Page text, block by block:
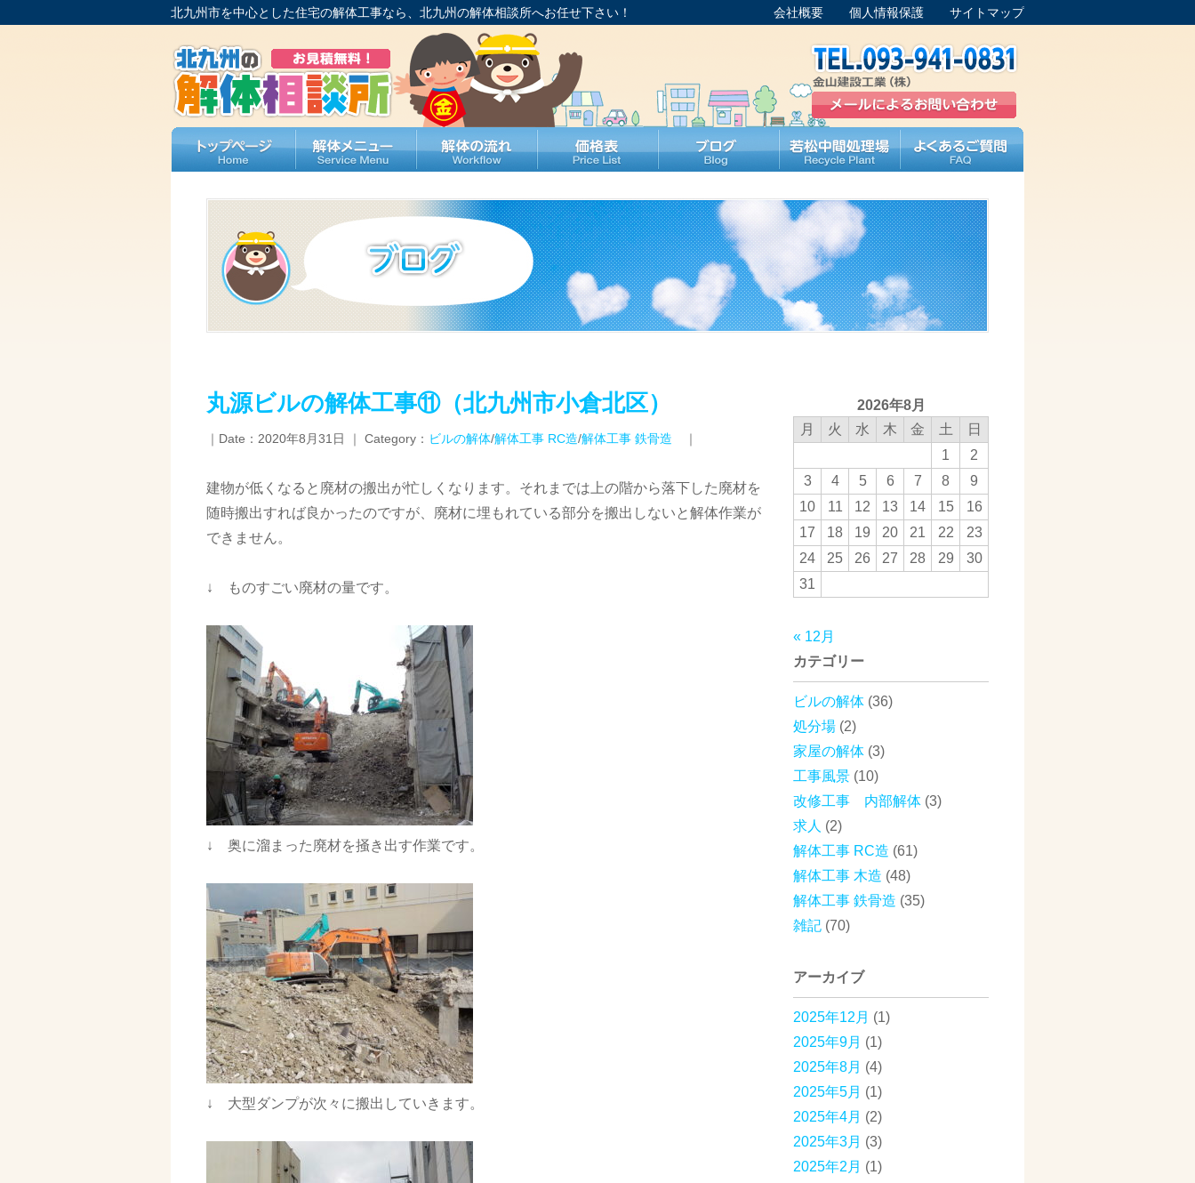
北九州市を中心とした住宅の解体工事なら、北九州の解体相談所へお任せ下さい！ サイトマップ
個人情報保護
会社概要
2026年8月
月
火 水 木 金 土
日
1
2
3
4 5 6 7 8
9
10
11 12 13 14 15
16
17
18 19 20 21 22
23
24
25 26 27 28 29
30
31
« 12月
カテゴリー
ビルの解体 (36)
処分場 (2)
家屋の解体 (3)
工事風景 (10)
改修工事 内部解体 (3)
求人 (2)
解体工事 RC造 (61)
解体工事 木造 (48)
解体工事 鉄骨造 (35)
雑記 (70)
アーカイブ
2025年12月 (1)
2025年9月 (1)
2025年8月 (4)
2025年5月 (1)
2025年4月 (2)
2025年3月 (3)
2025年2月 (1)
丸源ビルの解体工事⑪（北九州市小倉北区）
｜Date：2020年8月31日 ｜ Category： ビルの解体/解体工事 RC造/解体工事 鉄骨造
建物が低くなると廃材の搬出が忙しくなります。それまでは上の階から落下した廃材を
随時搬出すれば良かったのですが、廃材に埋もれている部分を搬出しないと解体作業が
できません。
↓ ものすごい廃材の量です。
↓ 奥に溜まった廃材を掻き出す作業です。
↓ 大型ダンプが次々に搬出していきます。